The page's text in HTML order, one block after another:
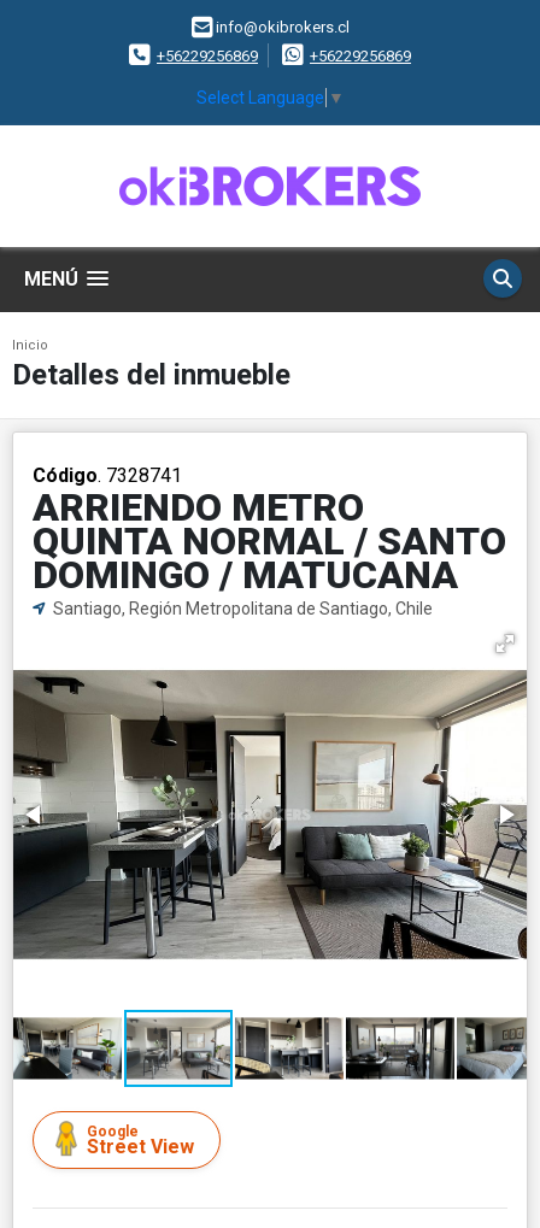
info@okibrokers.cl
+56229256869
+56229256869
Select Language ▼
MENÚ
Inicio
Detalles del inmueble
Código. 7328741
ARRIENDO METRO
QUINTA NORMAL / SANTO
DOMINGO / MATUCANA
Santiago, Región Metropolitana de Santiago, Chile
Google
Street View